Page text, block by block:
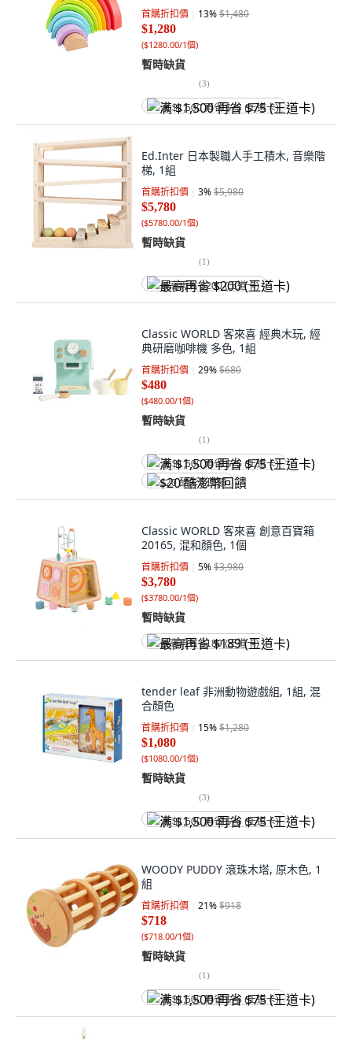
首購折扣價 13%$1,480
$1,280
($1280.00/1個)
暫時缺貨
(3)
满 $1,500 再省 $75 (王道卡)
Ed.Inter 日本製職人手工積木, 音樂階
梯, 1組
首購折扣價 3%$5,980
$5,780
($5780.00/1個)
暫時缺貨
(1)
最高再省 $200 (王道卡)
Classic WORLD 客來喜 經典木玩, 經
典研磨咖啡機 多色, 1組
首購折扣價 29%$680
$480
($480.00/1個)
暫時缺貨
(1)
满 $1,500 再省 $75 (王道卡)
$20 酷澎幣回饋
Classic WORLD 客來喜 創意百寶箱
20165, 混和顏色, 1個
首購折扣價 5%$3,980
$3,780
($3780.00/1個)
暫時缺貨
最高再省 $189 (王道卡)
tender leaf 非洲動物遊戲組, 1組, 混
合顏色
首購折扣價 15%$1,280
$1,080
($1080.00/1個)
暫時缺貨
(3)
满 $1,500 再省 $75 (王道卡)
WOODY PUDDY 滾珠木塔, 原木色, 1
組
首購折扣價 21%$918
$718
($718.00/1個)
暫時缺貨
(1)
满 $1,500 再省 $75 (王道卡)